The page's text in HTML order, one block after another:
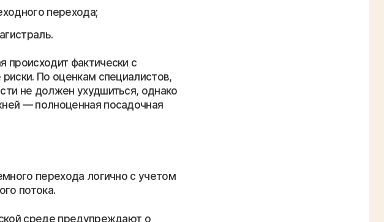
перехода;
происходит фактически с
По оценкам специалистов,
не должен ухудшиться, однако
— полноценная посадочная
перехода логично с учетом
потока.
среде предупреждают о